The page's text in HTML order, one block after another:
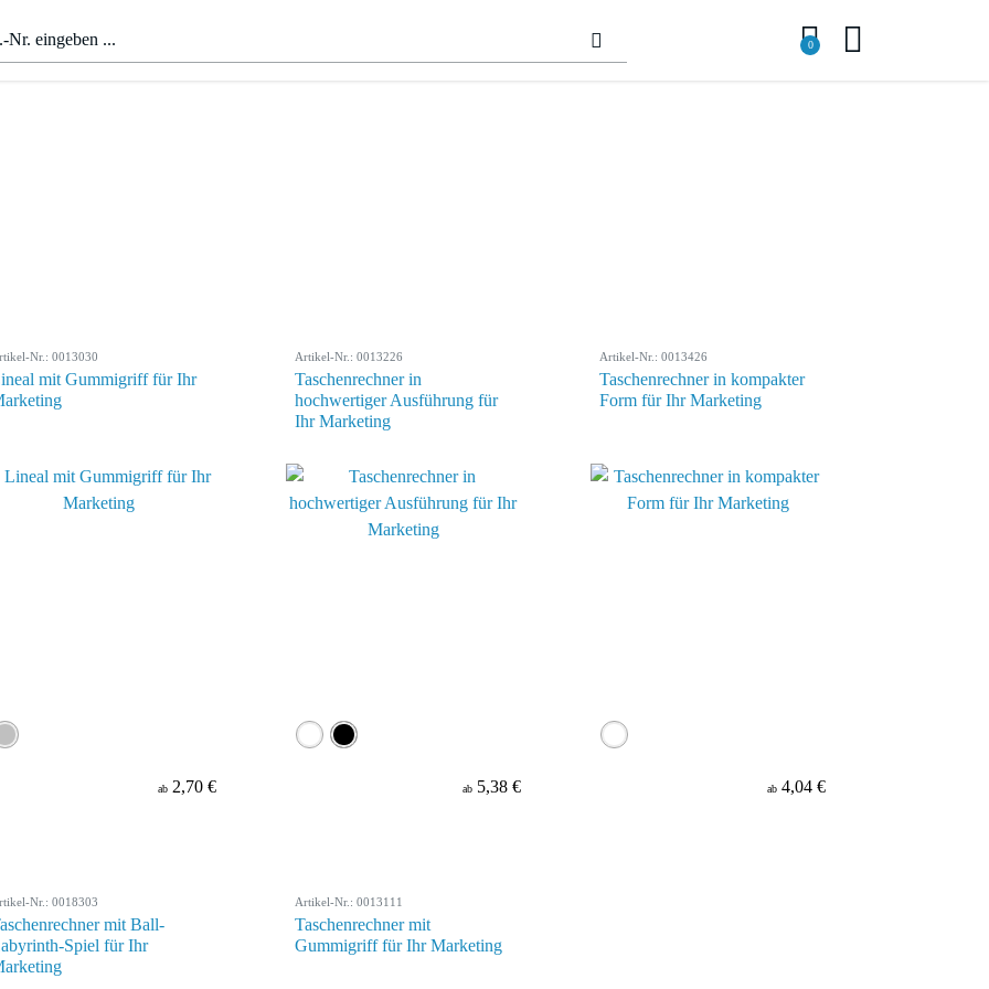
0
Nr.: 0013030
mit Gummigriff für Ihr
ab 2,70 €
Artikel-Nr.: 0013226
Taschenrechner in
hochwertiger Ausführung für
Ihr Marketing
ab 5,38 €
Artikel-Nr.: 0013426
Taschenrechner in kompakter
Form für Ihr Marketing
ab 4,04 €
Nr.: 0018303
mit Ball-
Spiel für Ihr
Artikel-Nr.: 0013111
Taschenrechner mit
Gummigriff für Ihr Marketing